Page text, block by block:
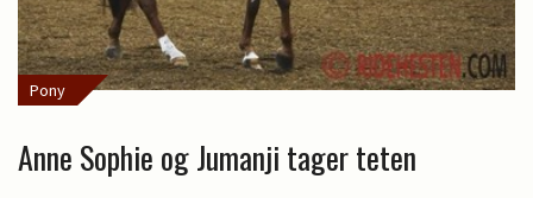
Pony
Anne Sophie og Jumanji tager teten